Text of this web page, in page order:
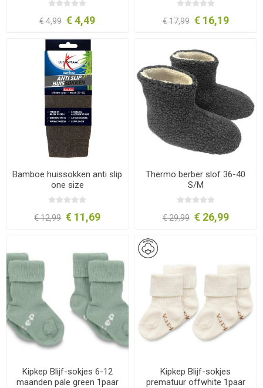
€ 4,99 € 4,49 € 17,99 € 16,19
Bamboe huissokken anti slip
one size
€ 12,99 € 11,69
Thermo berber slof 36-40
S/M
€ 29,99 € 26,99
Kipkep Blijf-sokjes 6-12
maanden pale green 1paar
Kipkep Blijf-sokjes
prematuur offwhite 1paar